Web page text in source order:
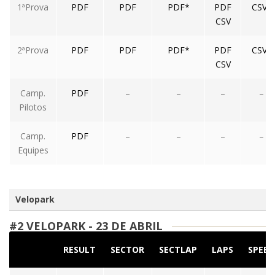
1ªProva PDF PDF PDF*
PDF
CSV
CSV*
2ªProva PDF PDF PDF*
PDF
CSV
CSV*
Camp.
Pilotos
PDF – – – –
Camp.
Equipes
PDF – – – –
Velopark
#2 VELOPARK - 23 DE ABRIL
RESULT SECTOR SECTLAP LAPS SPEED